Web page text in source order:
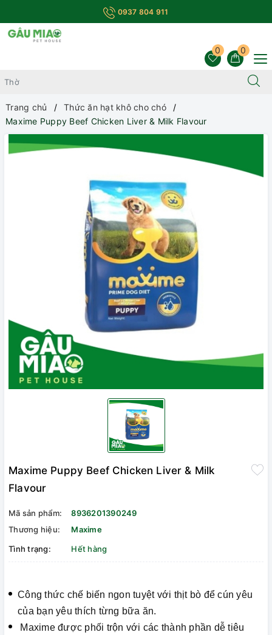
0937 804 911
0
0
Trang chủ
Thức ăn hạt khô cho chó
Maxime Puppy Beef Chicken Liver & Milk Flavour
Maxime Puppy Beef Chicken Liver & Milk
Flavour
Mã sản phẩm:
8936201390249
Thương hiệu:
Maxime
Tình trạng:
Hết hàng
Công thức chế biến ngon tuyệt với thịt bò để cún yêu
của bạn yêu thích từng bữa ăn.
Maxime được phối trộn với các thành phần dễ tiêu